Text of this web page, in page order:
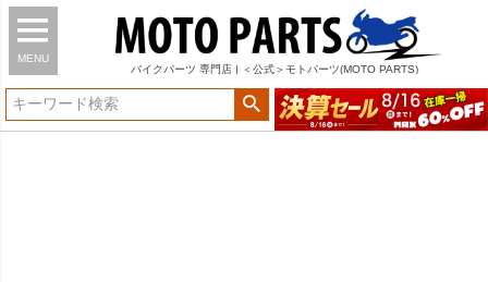
MENU
バイク パーツ 専門店 | ＜公式＞モトパーツ(MOTO PARTS)